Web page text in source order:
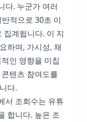
다. 누군가 여러
적으로 30초 이
집계됩니다. 이 지
하며, 가시성, 채
인 영향을 미칩
텐츠 참여도를
다.
서 조회수는 유튜
합니다. 높은 조